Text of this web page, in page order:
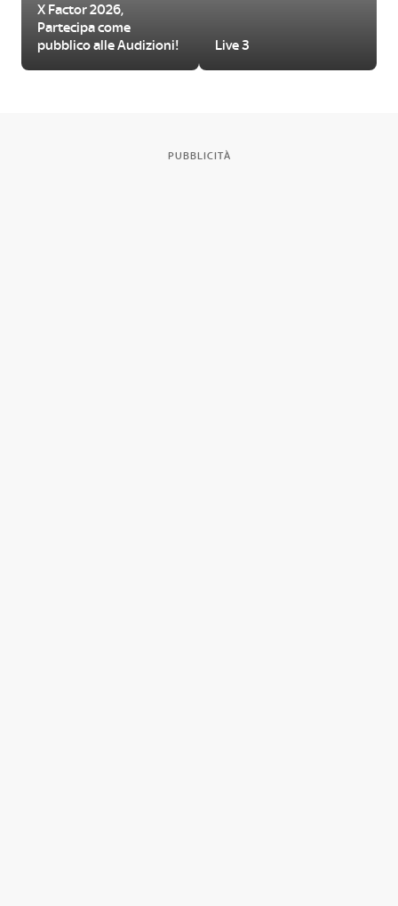
X Factor 2026,
Partecipa come
pubblico alle Audizioni!
Live 3
PUBBLICITÀ